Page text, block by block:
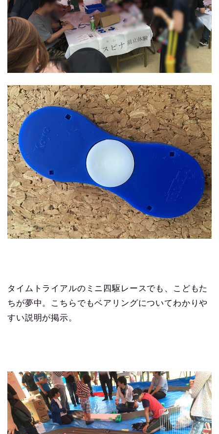
タイムトライアルのミニ四駆レースでも、こどもた
ちが夢中。こちらでもベアリングについてわかりや
すい説明が掲示。